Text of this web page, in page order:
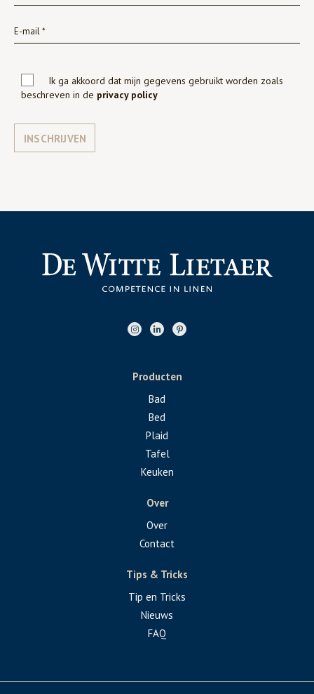
Ik ga akkoord dat mijn gegevens gebruikt worden zoals
beschreven in de privacy policy
INSCHRIJVEN
Producten
Bad
Bed
Plaid
Tafel
Keuken
Over
Over
Contact
Tips & Tricks
Tip en Tricks
Nieuws
FAQ